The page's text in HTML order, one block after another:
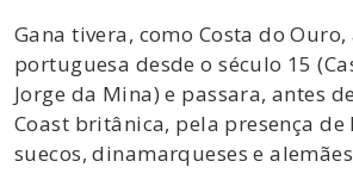
Gana tivera, como Costa do Ouro,
portuguesa desde o século 15
Jorge da Mina) e passara, antes
Coast britânica, pela presença de
suecos, dinamarqueses e